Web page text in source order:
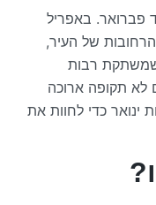
פברואר. באפריל
של העיר,
שמשתקת רבות
לא תקופה ארוכה
ינואר כדי לחוות את